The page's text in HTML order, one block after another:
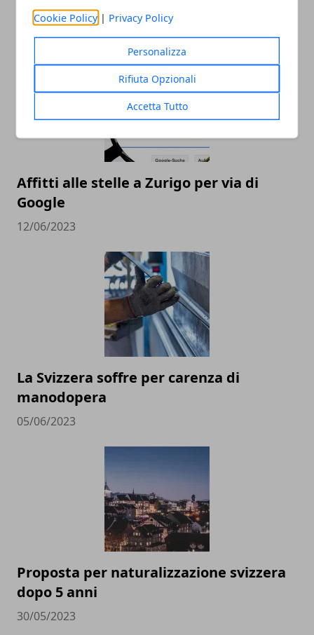
Cookie Policy | Privacy Policy
Personalizza
Rifiuta Opzionali
Accetta Tutto
ARTICOLI CORRELATI
Affitti alle stelle a Zurigo per via di
Google
12/06/2023
La Svizzera soffre per carenza di
manodopera
05/06/2023
Proposta per naturalizzazione svizzera
dopo 5 anni
30/05/2023